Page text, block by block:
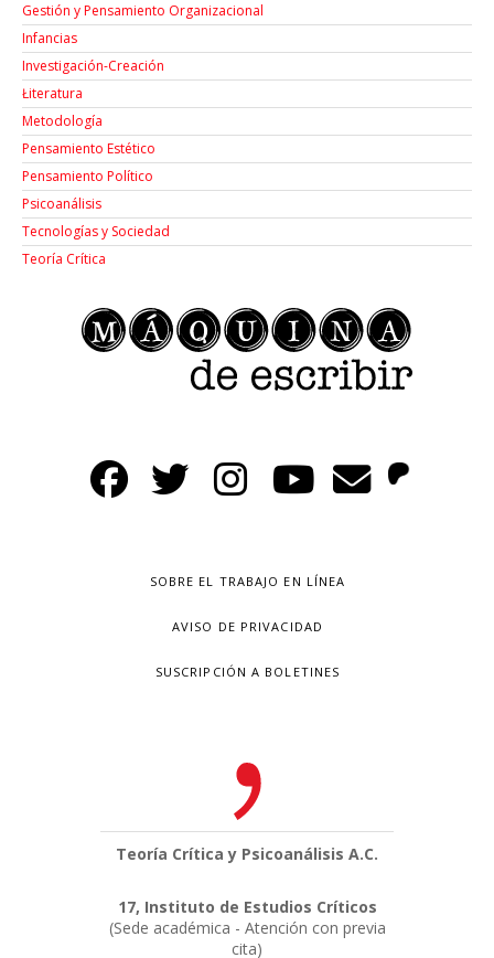
Gestión y Pensamiento Organizacional
Infancias
Investigación-Creación
Łiteratura
Metodología
Pensamiento Estético
Pensamiento Político
Psicoanálisis
Tecnologías y Sociedad
Teoría Crítica
SOBRE EL TRABAJO EN LÍNEA
AVISO DE PRIVACIDAD
SUSCRIPCIÓN A BOLETINES
Teoría Crítica y Psicoanálisis A.C.
17, Instituto de Estudios Críticos
(Sede académica - Atención con previa
cita)